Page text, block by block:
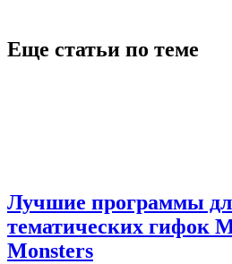
Еще статьи по теме
Лучшие программы
тематических гифок
Monsters